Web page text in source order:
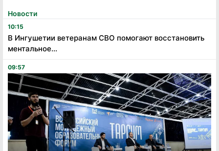
Новости
10:15
В Ингушетии ветеранам СВО помогают восстановить
ментальное...
09:57